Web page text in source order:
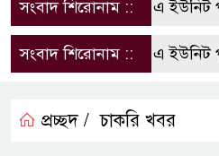
সংবাদ শিরোনাম ::রাবি এ ইউনিট
সংবাদ শিরোনাম ::রাবি এ ইউনিট
প্রচ্ছদ / চাকরি খবর